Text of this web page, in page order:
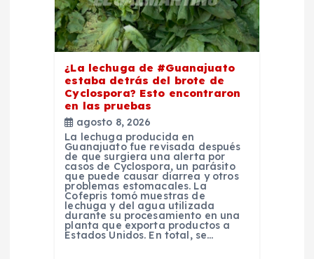
¿La lechuga de #Guanajuato
estaba detrás del brote de
Cyclospora? Esto encontraron
en las pruebas
agosto 8, 2026
La lechuga producida en
Guanajuato fue revisada después
de que surgiera una alerta por
casos de Cyclospora, un parásito
que puede causar diarrea y otros
problemas estomacales. La
Cofepris tomó muestras de
lechuga y del agua utilizada
durante su procesamiento en una
planta que exporta productos a
Estados Unidos. En total, se…